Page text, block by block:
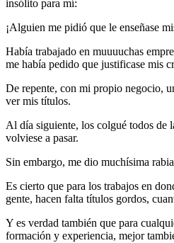
insólito para mí:
¡Alguien me pidió que le enseñase
Había trabajado en muuuuchas
me había pedido que justificase mis
De repente, con mi propio negocio,
ver mis títulos.
Al día siguiente, los colgué todos de
volviese a pasar.
Sin embargo, me dio muchísima
Es cierto que para los trabajos en
gente, hacen falta títulos gordos,
Y es verdad también que para
formación y experiencia, mejor